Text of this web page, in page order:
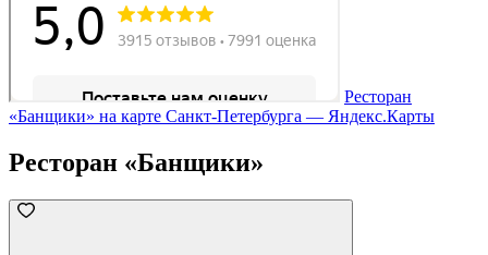
Ресторан
«Банщики» на карте Санкт‑Петербурга — Яндекс.Карты
Ресторан «Банщики»